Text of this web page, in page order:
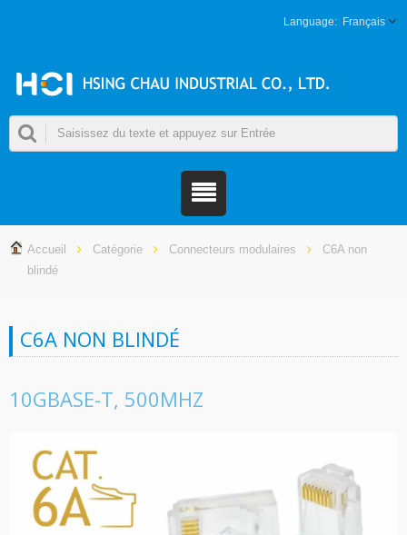
Français
Accueil Catégorie Connecteurs modulaires
C6A non
blindé
C6A NON BLINDÉ
10GBASE-T, 500MHZ